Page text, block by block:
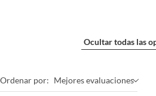
Ocultar todas las
Ordenar por: Mejores evaluaciones